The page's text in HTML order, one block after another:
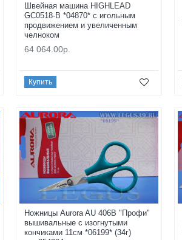
Швейная машина HIGHLEAD
GC0518-B *04870* с игольным
продвижением и увеличенным
челноком
64 064.00р.
Купить
Ножницы Aurora AU 406B "Профи"
вышивальные с изогнутыми
кончиками 11см *06199* (34г)